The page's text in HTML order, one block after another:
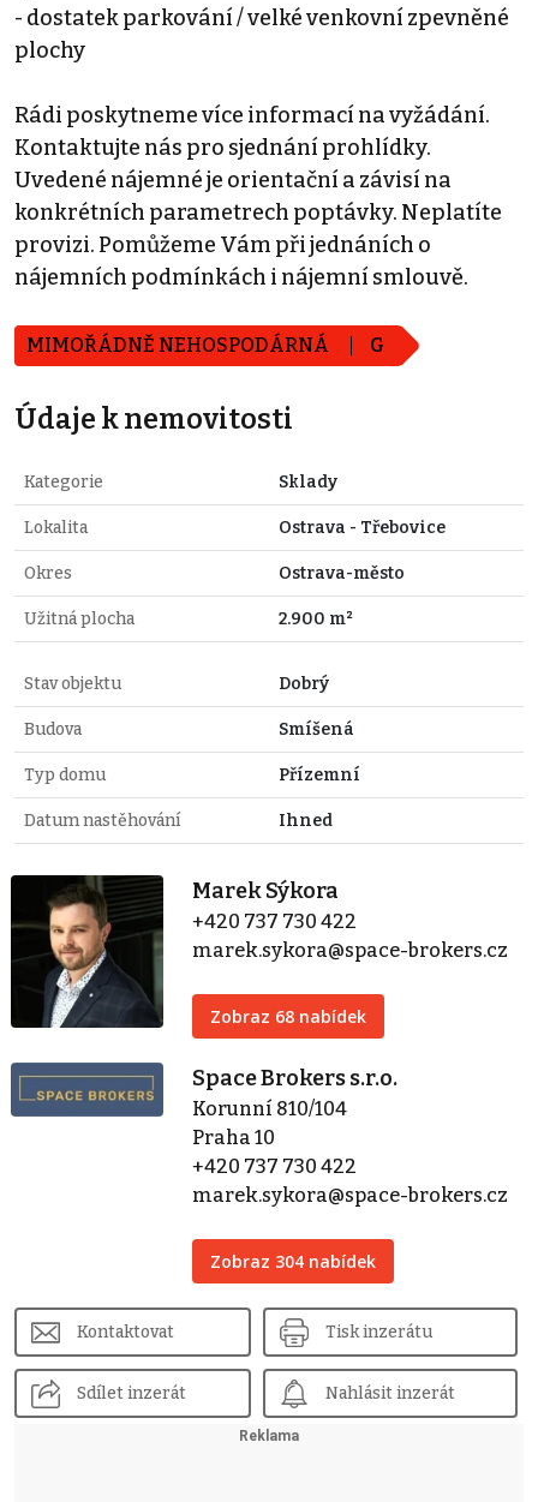
- dostatek parkování / velké venkovní zpevněné
plochy
Rádi poskytneme více informací na vyžádání.
Kontaktujte nás pro sjednání prohlídky.
Uvedené nájemné je orientační a závisí na
konkrétních parametrech poptávky. Neplatíte
provizi. Pomůžeme Vám při jednáních o
nájemních podmínkách i nájemní smlouvě.
MIMOŘÁDNĚ NEHOSPODÁRNÁ G
Údaje k nemovitosti
Kategorie Sklady
Lokalita Ostrava - Třebovice
Okres Ostrava-město
Užitná plocha 2.900 m²
Stav objektu Dobrý
Budova Smíšená
Typ domu Přízemní
Datum nastěhování Ihned
Marek Sýkora
+420 737 730 422
marek.sykora@space-brokers.cz
Zobraz 68 nabídek
Space Brokers s.r.o.
Korunní 810/104
Praha 10
+420 737 730 422
marek.sykora@space-brokers.cz
Zobraz 304 nabídek
Kontaktovat Tisk inzerátu
Sdílet inzerát Nahlásit inzerát